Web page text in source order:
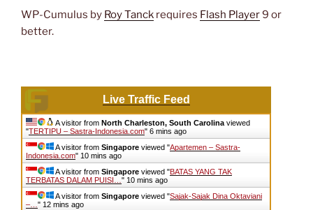
WP-Cumulus by Roy Tanck requires Flash Player9 or
better.
Live Traffic Feed
A visitor from North Charleston, South Carolina viewed
"TERTIPU – Sastra-Indonesia.com" 6 mins ago
A visitor from Singapore viewed "Apartemen – Sastra-
Indonesia.com" 10 mins ago
A visitor from Singapore viewed "BATAS YANG TAK
TERBATAS DALAM PUISI… " 10 mins ago
A visitor from Singapore viewed "Sajak-Sajak Dina Oktaviani
–… " 12 mins ago